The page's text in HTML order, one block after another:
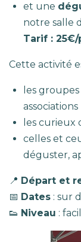
et une
notre salle
Tarif :
Cette activité
les
associations
les
celles et
déguster,
📍 Départ et
📅 Dates : sur
👟 Niveau :